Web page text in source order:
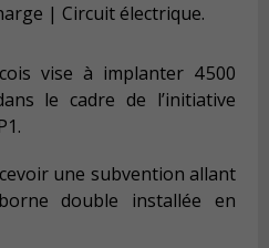
| Circuit électrique.
vise à implanter 4 500
le cadre de l’initiative
une subvention allant
double installée en